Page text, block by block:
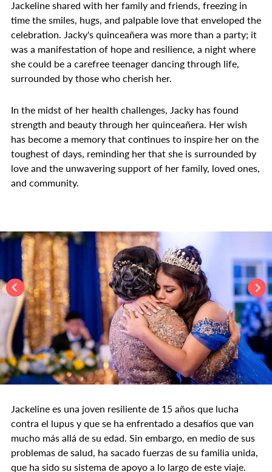
Jackeline shared with her family and friends, freezing in
time the smiles, hugs, and palpable love that enveloped the
celebration. Jacky's quinceañera was more than a party; it
was a manifestation of hope and resilience, a night where
she could be a carefree teenager dancing through life,
surrounded by those who cherish her.
In the midst of her health challenges, Jacky has found
strength and beauty through her quinceañera. Her wish
has become a memory that continues to inspire her on the
toughest of days, reminding her that she is surrounded by
love and the unwavering support of her family, loved ones,
and community.
Jackeline es una joven resiliente de 15 años que lucha
contra el lupus y que se ha enfrentado a desafíos que van
mucho más allá de su edad. Sin embargo, en medio de sus
problemas de salud, ha sacado fuerzas de su familia unida,
que ha sido su sistema de apoyo a lo largo de este viaje.